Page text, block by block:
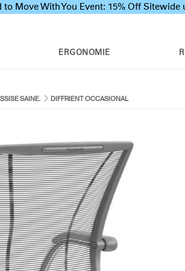
to Move With You Event: 15% Off
ERGONOMIE
SMART OCEAN
SAINE. DIFFRIENT OCCASIONAL